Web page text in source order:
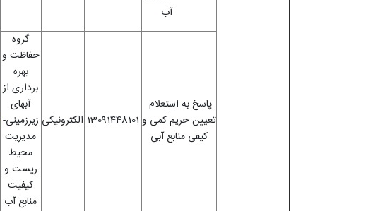
آب
گروه
حفاظت و
بهره
برداری از
آبهای
زیرزمینی-
مدیریت
محیط
ریست و
کیفیت
منابع آب
الکترونیکی 13091448101
پاسخ به استعلام
تعیین حریم کمی و
کیفی منابع آبی